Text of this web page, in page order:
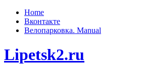
Home
Вконтакте
Велопарковка. Manual
Lipetsk2.ru